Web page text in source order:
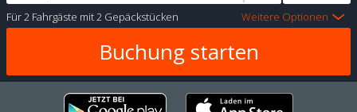
Für2 Fahrgäste mit2 Gepäckstücken Weitere Optionen